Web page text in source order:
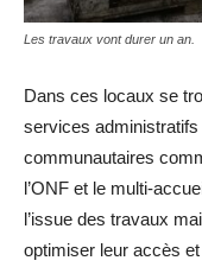
Les travaux vont durer un an.
Dans ces locaux se
services
communautaires
l’ONF et le multi-
l’issue des travaux
optimiser leur accès